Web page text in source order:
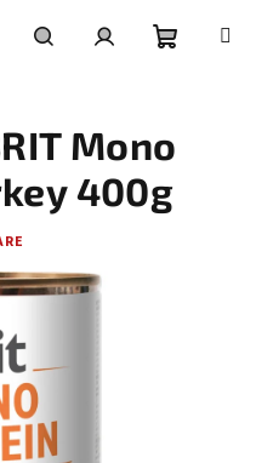
košík
Mono
400g